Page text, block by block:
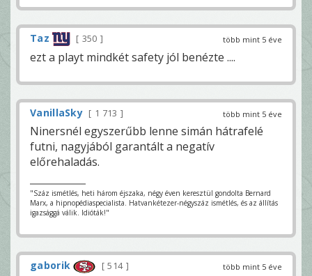
több mint 5 éve
Taz 350
ezt a playt mindkét safety jól benézte ....
több mint 5 éve
VanillaSky 1 713
Ninersnél egyszerűbb lenne simán hátrafelé
futni, nagyjából garantált a negatív
előrehaladás.
"Száz ismétlés, heti három éjszaka, négy éven keresztül gondolta Bernard
Marx, a hipnopédiaspecialista. Hatvankétezer-négyszáz ismétlés, és az állítás
igazsággá válik. Idióták!"
több mint 5 éve
gaborik 514